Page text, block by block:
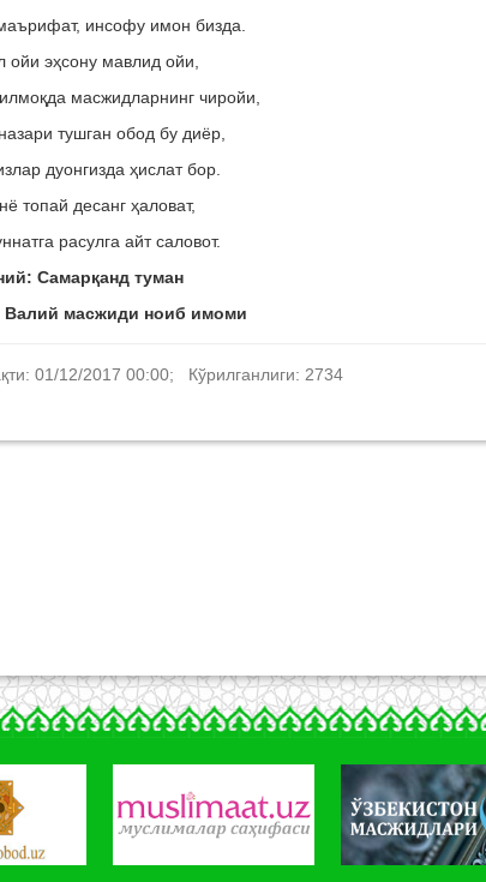
инсофу имон бизда.
ойи эҳсону мавлид ойи,
масжидларнинг чиройи,
тушган обод бу диёр,
дуонгизда ҳислат бор.
топай десанг ҳаловат,
расулга айт саловот.
Самарқанд туман
Валий масжиди ноиб имоми
01/12/2017 00:00; Кўрилганлиги: 2734